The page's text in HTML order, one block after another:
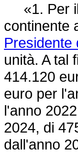
«1. Per il
continente
Presidente
unità. A tal
414.120
euro per
l'anno
2024, di
dall'anno